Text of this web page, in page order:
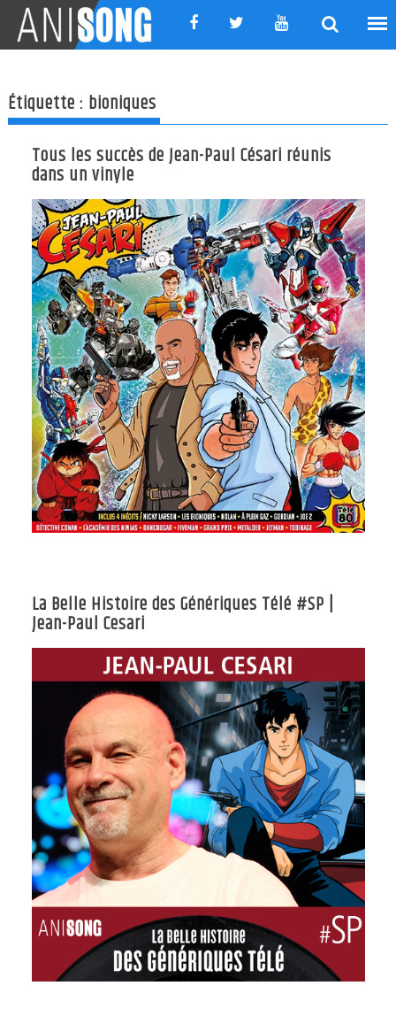
content
Étiquette : bioniques
Tous les succès de Jean-Paul Césari réunis
dans un vinyle
La Belle Histoire des Génériques Télé #SP |
Jean-Paul Cesari